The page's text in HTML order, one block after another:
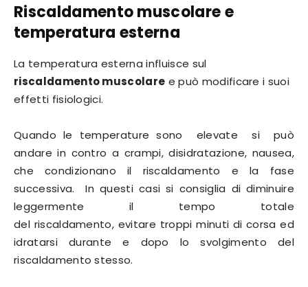
Riscaldamento muscolare e
temperatura esterna
La temperatura esterna influisce sul
riscaldamento muscolare e può modificare i suoi
effetti fisiologici.
Quando le temperature sono elevate si può
andare in contro a crampi, disidratazione, nausea,
che condizionano il riscaldamento e la fase
successiva. In questi casi si consiglia di diminuire
leggermente il tempo totale
del riscaldamento, evitare troppi minuti di corsa ed
idratarsi durante e dopo lo svolgimento del
riscaldamento stesso.